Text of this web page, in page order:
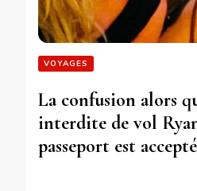
VOYAGES
La confusion alors
interdite de vol
passeport est